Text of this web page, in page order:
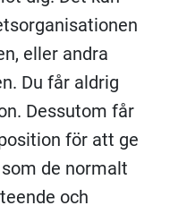
eller andra
Du får aldrig
Dessutom får
för att ge
de normalt
och